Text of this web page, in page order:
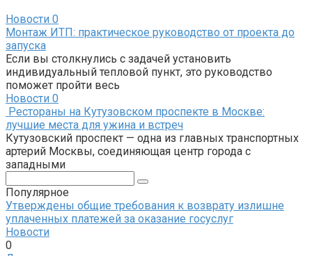
Новости 0
Монтаж ИТП: практическое руководство от проекта до
запуска
Если вы столкнулись с задачей установить
индивидуальный тепловой пункт, это руководство
поможет пройти весь
Новости 0
Рестораны на Кутузовском проспекте в Москве:
лучшие места для ужина и встреч
Кутузовский проспект — одна из главных транспортных
артерий Москвы, соединяющая центр города с
западными
Популярное
Утверждены общие требования к возврату излишне
уплаченных платежей за оказание госуслуг
Новости
0